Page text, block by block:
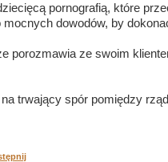
pornografią, które
mocnych dowodów, by
porozmawia ze swoim
trwający spór pomiędzy